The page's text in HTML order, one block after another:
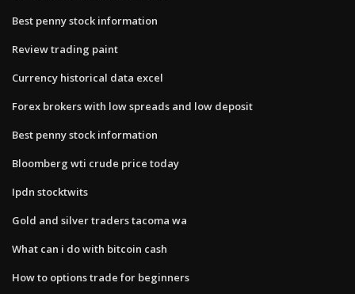
Best penny stock information
Review trading paint
Currency historical data excel
Forex brokers with low spreads and low deposit
Best penny stock information
Bloomberg wti crude price today
Ipdn stocktwits
Gold and silver traders tacoma wa
What can i do with bitcoin cash
How to options trade for beginners